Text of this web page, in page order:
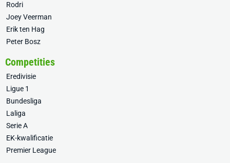
Rodri
Joey Veerman
Erik ten Hag
Peter Bosz
Competities
Eredivisie
Ligue 1
Bundesliga
Laliga
Serie A
EK-kwalificatie
Premier League